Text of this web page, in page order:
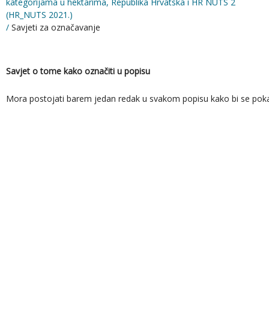
(HR_NUTS 2021.)
/ Savjeti za označavanje
Savjet o tome kako označiti u popisu
Mora postojati barem jedan redak u svakom popisu kako bi se